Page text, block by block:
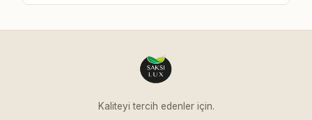
Kaliteyi tercih edenler için.